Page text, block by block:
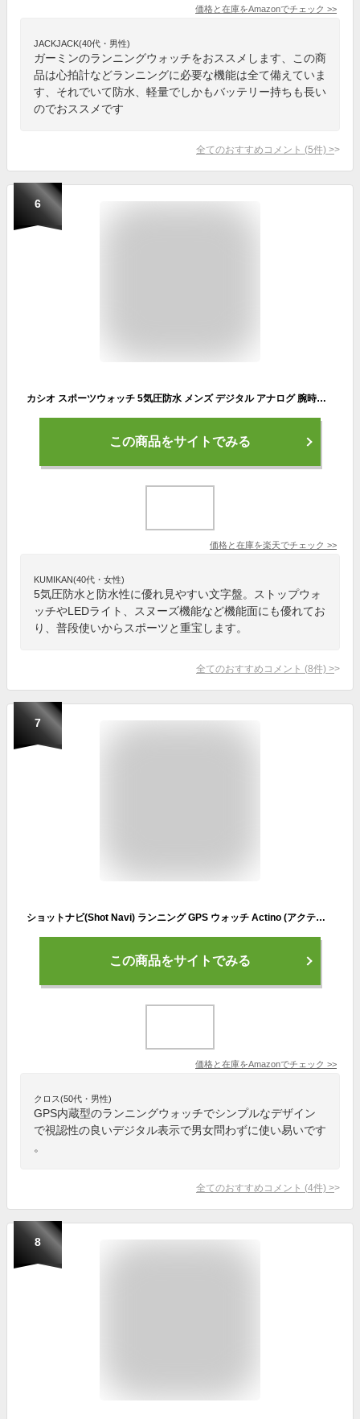
価格と在庫をAmazonでチェック >>
JACKJACK(40代・男性)
ガーミンのランニングウォッチをおススメします、この商
品は心拍計などランニングに必要な機能は全て備えていま
す、それでいて防水、軽量でしかもバッテリー持ちも長い
のでおススメです
全てのおすすめコメント (5件) >
6
カシオ スポーツウォッチ 5気圧防水 メンズ デジタル アナログ 腕時計 文字盤 見やすい アラビア数字 (SD8OC40) ストップウォッチ カウントダウンタイマー 10年電池 LEDライト付き ランニングウォッチ カシオ マラソン ランニング 時計 アウトドアウォッチ
この商品をサイトでみる
価格と在庫を楽天でチェック >>
KUMIKAN(40代・女性)
5気圧防水と防水性に優れ見やすい文字盤。ストップウォ
ッチやLEDライト、スヌーズ機能など機能面にも優れてお
り、普段使いからスポーツと重宝します。
全てのおすすめコメント (8件) >
7
ショットナビ(Shot Navi) ランニング GPS ウォッチ Actino (アクティノ) WT300 レッド
この商品をサイトでみる
価格と在庫をAmazonでチェック >>
クロス(50代・男性)
GPS内蔵型のランニングウォッチでシンプルなデザイン
で視認性の良いデジタル表示で男女問わずに使い易いです
。
全てのおすすめコメント (4件) >
8